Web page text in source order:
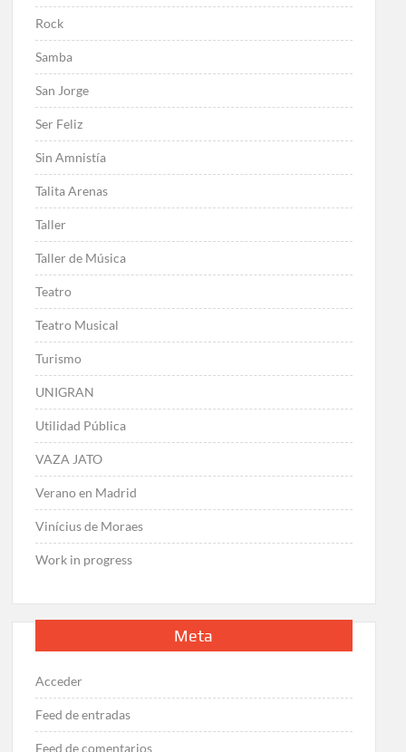
Rock
Samba
San Jorge
Ser Feliz
Sin Amnistía
Talita Arenas
Taller
Taller de Música
Teatro
Teatro Musical
Turismo
UNIGRAN
Utilidad Pública
VAZA JATO
Verano en Madrid
Vinícius de Moraes
Work in progress
Meta
Acceder
Feed de entradas
Feed de comentarios